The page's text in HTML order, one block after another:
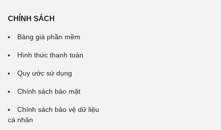
CHÍNH SÁCH
Bảng giá phần mềm
Hình thức thanh toán
Quy ước sử dụng
Chính sách bảo mật
Chính sách bảo vệ dữ liệu
cá nhân